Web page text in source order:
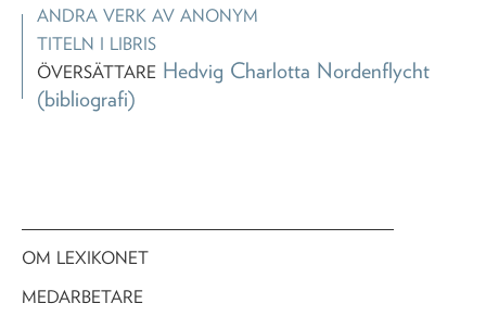
ANDRA VERK AV ANONYM
TITELN I LIBRIS
ÖVERSÄTTARE Hedvig Charlotta Nordenflycht
(bibliografi)
OM LEXIKONET
MEDARBETARE